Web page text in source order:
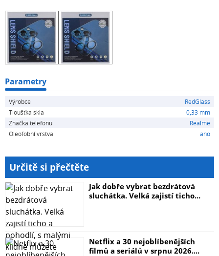
Parametry
Výrobce
RedGlass
Tloušťka skla
0,33 mm
Značka telefonu
Realme
Oleofobní vrstva
ano
Určitě si přečtěte
Jak dobře vybrat bezdrátová
sluchátka. Velká zajistí ticho...
Netflix a 30 nejoblíbenějších
filmů a seriálů v srpnu 2026....